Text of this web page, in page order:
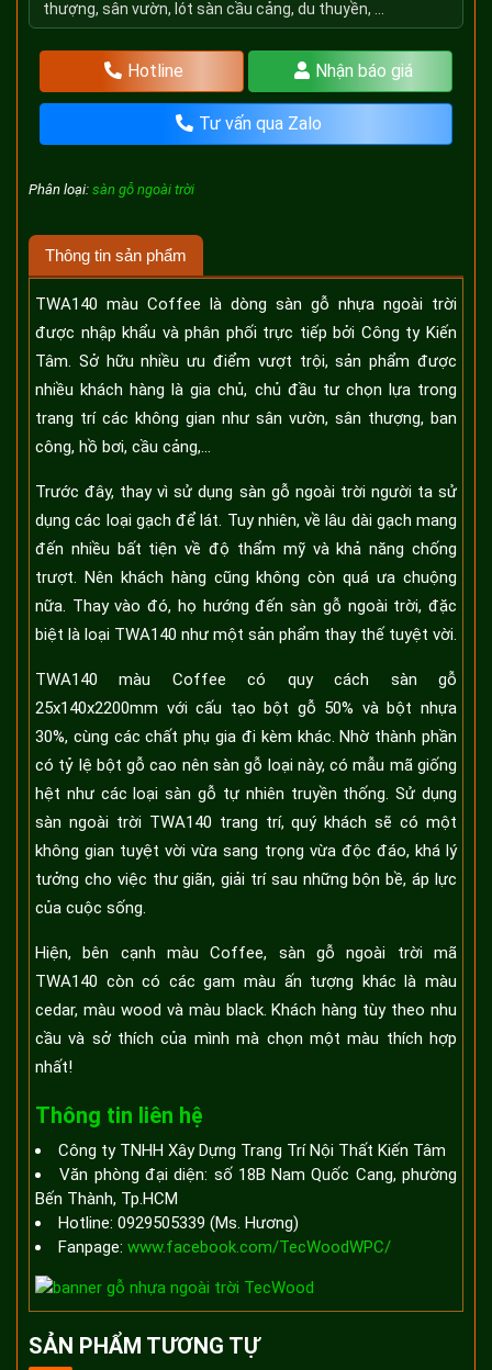
thượng, sân vườn, lót sàn cầu cảng, du thuyền, ...
Hotline Nhận báo giá
Tư vấn qua Zalo
Phân loại: sàn gỗ ngoài trời
Thông tin sản phẩm
TWA140 màu Coffee là dòng sàn gỗ nhựa ngoài trời
được nhập khẩu và phân phối trực tiếp bởi Công ty Kiến
Tâm. Sở hữu nhiều ưu điểm vượt trội, sản phẩm được
nhiều khách hàng là gia chủ, chủ đầu tư chọn lựa trong
trang trí các không gian như sân vườn, sân thượng, ban
công, hồ bơi, cầu cảng,...
Trước đây, thay vì sử dụng sàn gỗ ngoài trời người ta sử
dụng các loại gạch để lát. Tuy nhiên, về lâu dài gạch mang
đến nhiều bất tiện về độ thẩm mỹ và khả năng chống
trượt. Nên khách hàng cũng không còn quá ưa chuộng
nữa. Thay vào đó, họ hướng đến sàn gỗ ngoài trời, đặc
biệt là loại TWA140 như một sản phẩm thay thế tuyệt vời.
TWA140 màu Coffee có quy cách sàn gỗ
25x140x2200mm với cấu tạo bột gỗ 50% và bột nhựa
30%, cùng các chất phụ gia đi kèm khác. Nhờ thành phần
có tỷ lệ bột gỗ cao nên sàn gỗ loại này, có mẫu mã giống
hệt như các loại sàn gỗ tự nhiên truyền thống. Sử dụng
sàn ngoài trời TWA140 trang trí, quý khách sẽ có một
không gian tuyệt vời vừa sang trọng vừa độc đáo, khá lý
tưởng cho việc thư giãn, giải trí sau những bộn bề, áp lực
của cuộc sống.
Hiện, bên cạnh màu Coffee, sàn gỗ ngoài trời mã
TWA140 còn có các gam màu ấn tượng khác là màu
cedar, màu wood và màu black. Khách hàng tùy theo nhu
cầu và sở thích của mình mà chọn một màu thích hợp
nhất!
Thông tin liên hệ
Công ty TNHH Xây Dựng Trang Trí Nội Thất Kiến Tâm
Văn phòng đại diện: số 18B Nam Quốc Cang, phường
Bến Thành, Tp.HCM
Hotline: 0929505339 (Ms. Hương)
Fanpage: www.facebook.com/TecWoodWPC/
SẢN PHẨM TƯƠNG TỰ